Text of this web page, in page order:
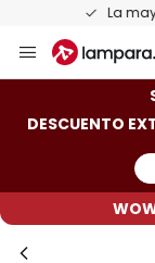
al
DESCUENTO